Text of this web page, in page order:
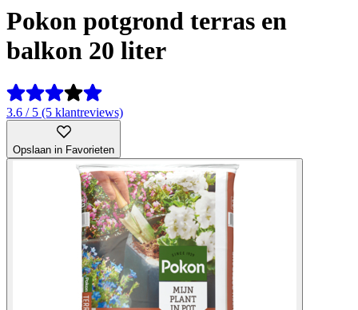
Pokon potgrond terras en
balkon 20 liter
3.6 / 5 (5 klantreviews)
Opslaan in Favorieten